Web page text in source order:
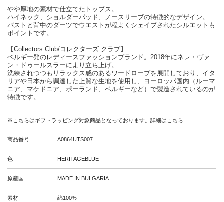
やや厚地の素材で仕立てたトップス。
ハイネック、ショルダーパッド、ノースリーブの特徴的なデザイン。
バストと背中のダーツでウエストが程よくシェイプされたシルエットも
ポイントです。
【Collectors Club/コレクターズ クラブ】
ベルギー発のレディースファッションブランド。2018年にネレ・ヴァ
ン・ドゥールスラーにより立ち上げ。
洗練されつつもリラックス感のあるワードローブを展開しており、イタ
リアや日本から調達した上質な生地を使用し、ヨーロッパ国内（ルーマ
ニア、マケドニア、ポーランド、ベルギーなど）で製造されているのが
特徴です。
※こちらはギフトラッピング対象商品となっております。詳細は こちら
商品番号 A0864UTS007
色 HERITAGEBLUE
原産国 MADE IN BULGARIA
素材 綿100%